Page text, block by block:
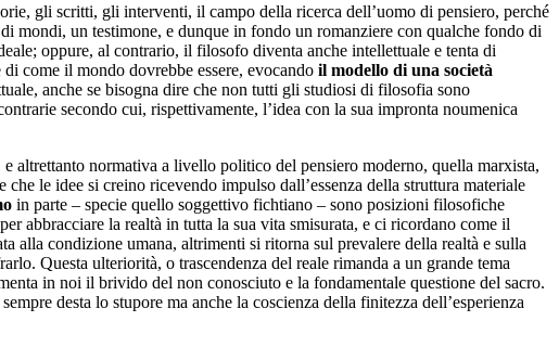
gli scritti, gli interventi, il campo della ricerca dell’uomo di pensiero, perché
mondi, un testimone, e dunque in fondo un romanziere con qualche fondo di
oppure, al contrario, il filosofo diventa anche intellettuale e tenta di
come il mondo dovrebbe essere, evocando il modello di una società
anche se bisogna dire che non tutti gli studiosi di filosofia sono
secondo cui, rispettivamente, l’idea con la sua impronta noumenica
altrettanto normativa a livello politico del pensiero moderno, quella marxista,
le idee si creino ricevendo impulso dall’essenza della struttura materiale
in parte – specie quello soggettivo fichtiano – sono posizioni filosofiche
abbracciare la realtà in tutta la sua vita smisurata, e ci ricordano come il
alla condizione umana, altrimenti si ritorna sul prevalere della realtà e sulla
Questa ulteriorità, o trascendenza del reale rimanda a un grande tema
in noi il brivido del non conosciuto e la fondamentale questione del sacro.
desta lo stupore ma anche la coscienza della finitezza dell’esperienza